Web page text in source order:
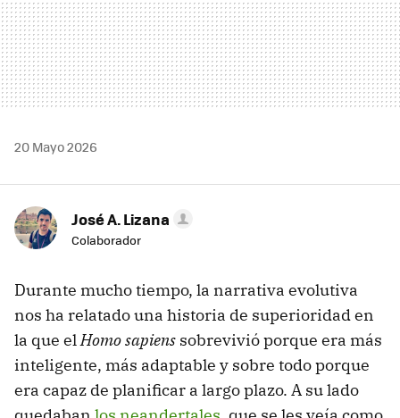
20 Mayo 2026
José A. Lizana
Colaborador
Durante mucho tiempo, la narrativa evolutiva
nos ha relatado una historia de superioridad en
la que elHomo sapiens sobrevivió porque era más
inteligente, más adaptable y sobre todo porque
era capaz de planificar a largo plazo. A su lado